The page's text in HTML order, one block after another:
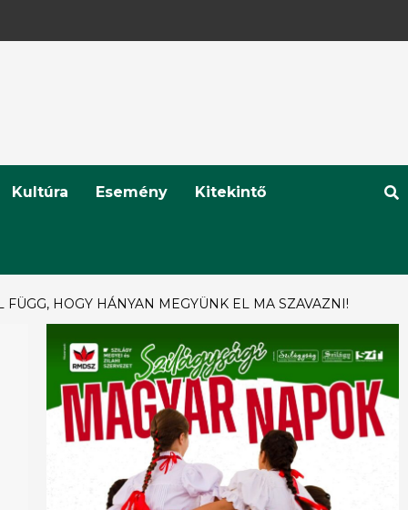
Kultúra Esemény Kitekintő
HOGY HÁNYAN MEGYÜNK EL MA SZAVAZNI!